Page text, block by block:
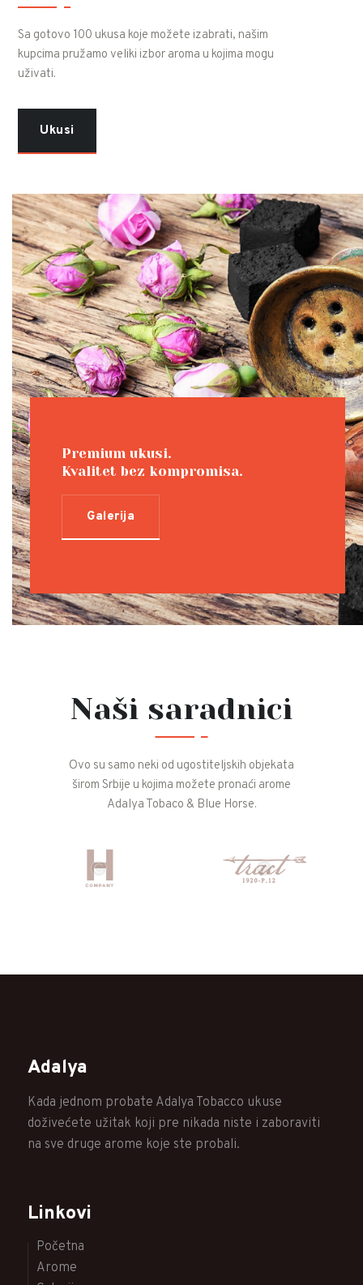
Sa gotovo 100 ukusa koje možete izabrati, našim
kupcima pružamo veliki izbor aroma u kojima mogu
uživati.
Ukusi
Premium ukusi.
Kvalitet bez kompromisa.
Galerija
Naši saradnici
Ovo su samo neki od ugostiteljskih objekata
širom Srbije u kojima možete pronaći arome
Adalya Tobaco & Blue Horse.
Adalya
Kada jednom probate Adalya Tobacco ukuse
doživećete užitak koji pre nikada niste i zaboraviti
na sve druge arome koje ste probali.
Linkovi
Početna
Arome